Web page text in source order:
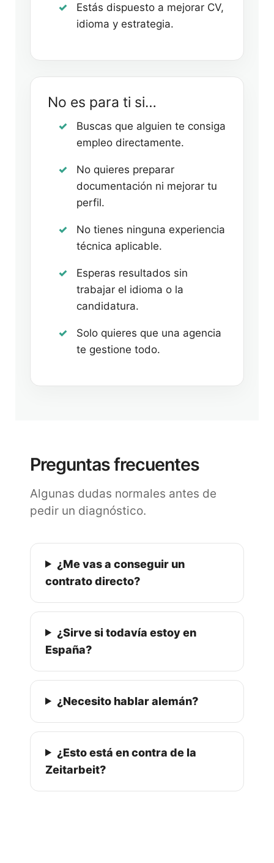
Estás dispuesto a mejorar CV,
idioma y estrategia.
No es para ti si…
Buscas que alguien te consiga
empleo directamente.
No quieres preparar
documentación ni mejorar tu
perfil.
No tienes ninguna experiencia
técnica aplicable.
Esperas resultados sin
trabajar el idioma o la
candidatura.
Solo quieres que una agencia
te gestione todo.
Preguntas frecuentes
Algunas dudas normales antes de
pedir un diagnóstico.
¿Me vas a conseguir un
contrato directo?
¿Sirve si todavía estoy en
España?
¿Necesito hablar alemán?
¿Esto está en contra de la
Zeitarbeit?